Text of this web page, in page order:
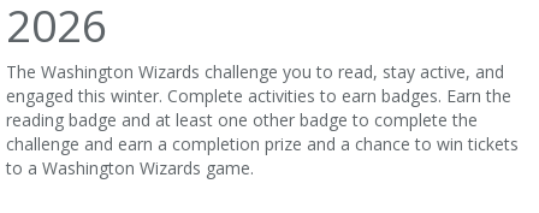
2026
The Washington Wizards challenge you to read, stay active, and
engaged this winter. Complete activities to earn badges. Earn the
reading badge and at least one other badge to complete the
challenge and earn a completion prize and a chance to win tickets
to a Washington Wizards game.